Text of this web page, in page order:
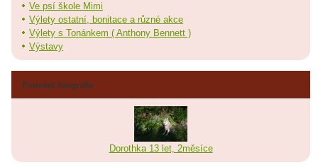
Ve psí škole Mimi
Výlety ostatní, bonitace a různé akce
Výlety s Tonánkem ( Anthony Bennett )
Výstavy
Poslední fotografie
Dorothka 13 let, 2měsíce